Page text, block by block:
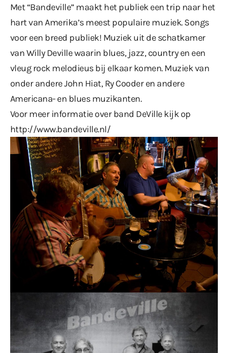
Met “Bandeville” maakt het publiek een trip naar het
hart van Amerika’s meest populaire muziek. Songs
voor een breed publiek! Muziek uit de schatkamer
van Willy Deville waarin blues, jazz, country en een
vleug rock melodieus bij elkaar komen. Muziek van
onder andere John Hiat, Ry Cooder en andere
Americana- en blues muzikanten.
Voor meer informatie over band DeVille kijk op
http://www.bandeville.nl/